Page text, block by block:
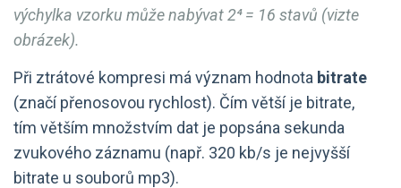
výchylka vzorku může nabývat 2⁴ = 16 stavů (vizte
obrázek).
Při ztrátové kompresi má význam hodnota bitrate
(značí přenosovou rychlost). Čím větší je bitrate,
tím větším množstvím dat je popsána sekunda
zvukového záznamu (např. 320 kb/s je nejvyšší
bitrate u souborů mp3).